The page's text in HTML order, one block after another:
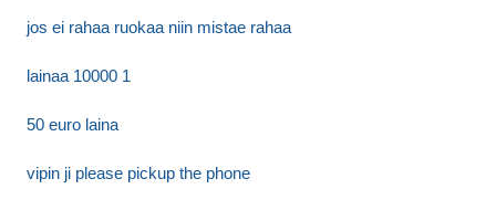
jos ei rahaa ruokaa niin mistae rahaa
lainaa 10000 1
50 euro laina
vipin ji please pickup the phone